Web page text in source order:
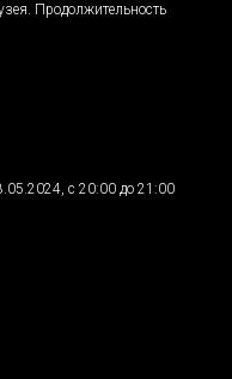
Продолжительность
с 20:00 до 21:00